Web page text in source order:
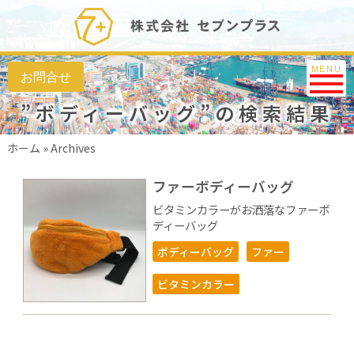
Toggle
MENU
”ボディーバッグ”の検索結果
ホーム »Archives
ファーボディーバッグ
ビタミンカラーがお洒落なファーボ
ディーバッグ
ボディーバッグ ファー
ビタミンカラー